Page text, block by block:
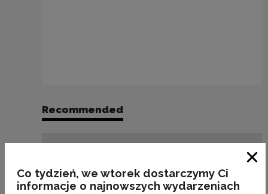
Recommended
Co tydzień, we wtorek dostarczymy Ci
informacje o najnowszych wydarzeniach